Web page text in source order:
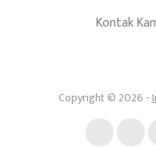
Kontak
Copyright © 2026 -